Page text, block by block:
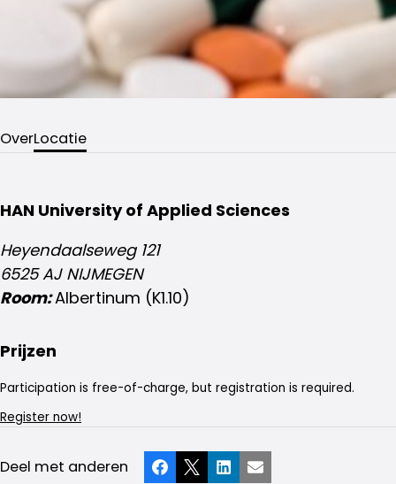
OverLocatie
HAN University of Applied Sciences
Heyendaalseweg 121
6525 AJ NIJMEGEN
Room:Albertinum (K1.10)
Prijzen
Participation is free-of-charge, but registration is required.
Register now!
Deel met anderen Facebook
X LinkedInE-mail